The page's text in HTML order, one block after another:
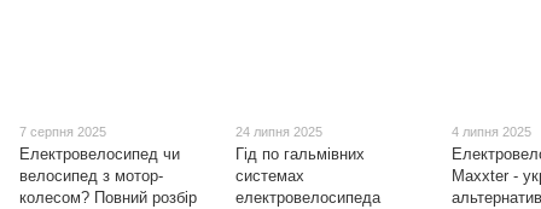
7 серпня 2025
Електровелосипед чи
велосипед з мотор-
колесом? Повний розбір
24 липня 2025
Гід по гальмівних
системах
електровелосипеда
4 липня 2025
Maxxter -